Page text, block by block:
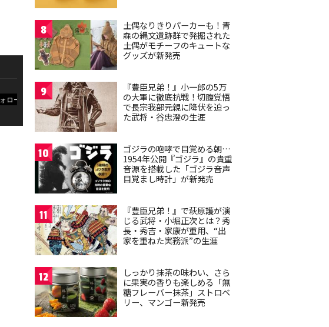
8
土偶なりきりパーカーも！青
森の縄文遺跡群で発掘された
土偶がモチーフのキュートな
グッズが新発売
9
『豊臣兄弟！』小一郎の5万
の大軍に徹底抗戦！切腹覚悟
で長宗我部元親に降伏を迫っ
た武将・谷忠澄の生涯
10
ゴジラの咆哮で目覚める朝…
1954年公開『ゴジラ』の貴重
音源を搭載した「ゴジラ音声
目覚まし時計」が新発売
11
『豊臣兄弟！』で萩原護が演
じる武将・小堀正次とは？秀
長・秀吉・家康が重用、“出
家を重ねた実務派”の生涯
12
しっかり抹茶の味わい、さら
に果実の香りも楽しめる「無
糖フレーバー抹茶」ストロベ
リー、マンゴー新発売